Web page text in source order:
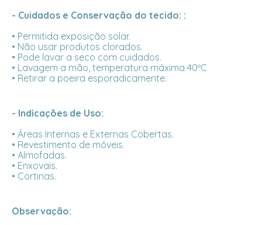
- Cuidados e Conservação do tecido: :
• Permitida exposição solar.
• Não usar produtos clorados.
• Pode lavar a seco com cuidados.
• Lavagem a mão, temperatura máxima 40ºC
• Retirar a poeira esporadicamente.
- Indicações de Uso:
• Áreas Internas e Externas Cobertas.
• Revestimento de móveis.
• Almofadas.
• Enxovais.
• Cortinas.
Observação: